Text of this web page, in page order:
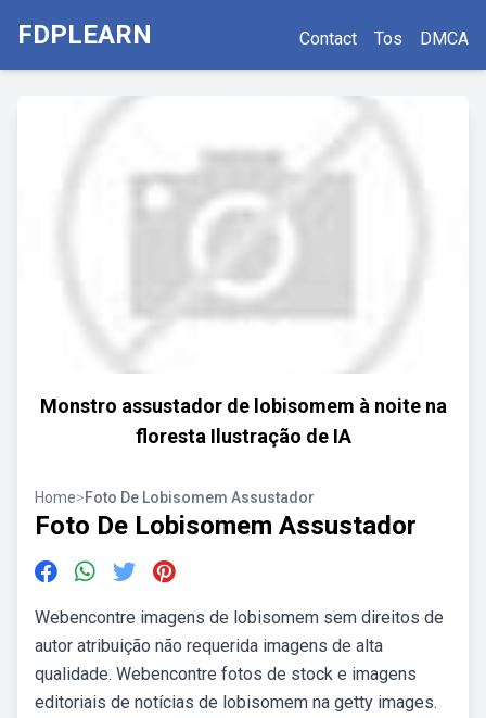
FDPLEARN Contact Tos DMCA
Monstro assustador de lobisomem à noite na
floresta Ilustração de IA
Home>Foto De Lobisomem Assustador
Foto De Lobisomem Assustador
Webencontre imagens de lobisomem sem direitos de
autor atribuição não requerida imagens de alta
qualidade. Webencontre fotos de stock e imagens
editoriais de notícias de lobisomem na getty images.